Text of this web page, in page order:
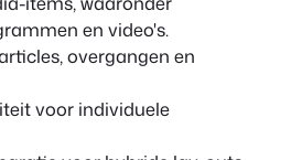
en video's.
overgangen en
voor individuele